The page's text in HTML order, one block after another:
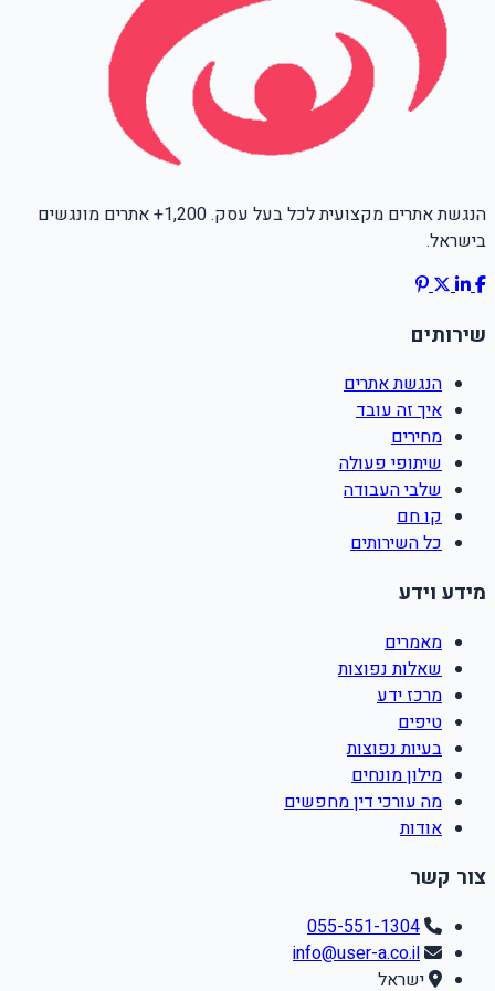
הנגשת אתרים מקצועית לכל בעל עסק. 1,200+ אתרים מונגשים
בישראל.
שירותים
הנגשת אתרים
איך זה עובד
מחירים
שיתופי פעולה
שלבי העבודה
קו חם
כל השירותים
מידע וידע
מאמרים
שאלות נפוצות
מרכז ידע
טיפים
בעיות נפוצות
מילון מונחים
מה עורכי דין מחפשים
אודות
צור קשר
055-551-1304
info@user-a.co.il
ישראל